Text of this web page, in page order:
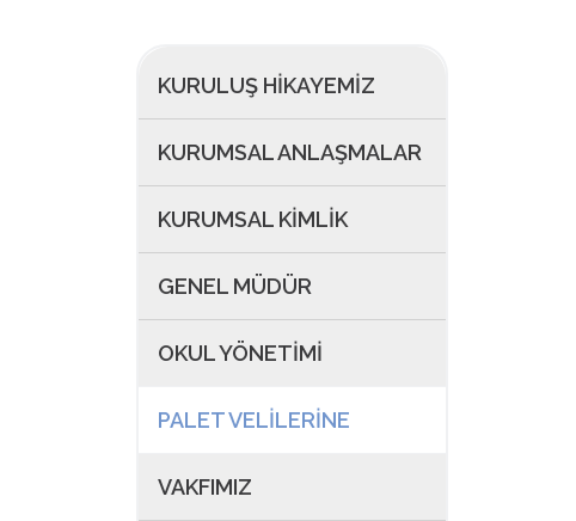
KURULUŞ HIKAYEMIZ
KURUMSAL ANLAŞMALAR
KURUMSAL KIMLIK
GENEL MÜDÜR
OKUL YÖNETIMI
PALET VELILERINE
VAKFIMIZ